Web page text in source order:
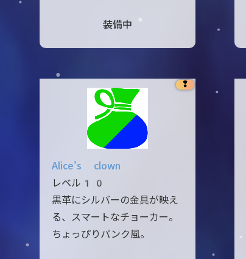
装備中
❢
Alice's clown
レベル10
黒革にシルバーの金具が映え
る、スマートなチョーカー。
ちょっぴりパンク風。